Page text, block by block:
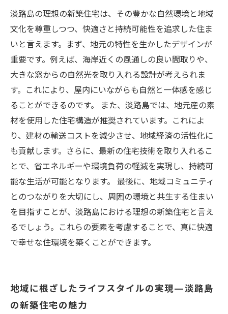
のポイント
未来の住まい方—淡路島における理想の新築住
宅のビジョン
淡路島の理想の新築住宅は、その豊かな自然環境と地域
文化を尊重しつつ、快適さと持続可能性を追求した住ま
いと言えます。まず、地元の特性を生かしたデザインが
重要です。例えば、海岸近くの風通しの良い間取りや、
大きな窓からの自然光を取り入れる設計が考えられま
す。これにより、屋内にいながらも自然と一体感を感じ
ることができるのです。 また、淡路島では、地元産の素
材を使用した住宅構造が推奨されています。これによ
り、建材の輸送コストを減少させ、地域経済の活性化に
も貢献します。さらに、最新の住宅技術を取り入れるこ
とで、省エネルギーや環境負荷の軽減を実現し、持続可
能な生活が可能となります。 最後に、地域コミュニティ
とのつながりを大切にし、周囲の環境と共生する住まい
を目指すことが、淡路島における理想の新築住宅と言え
るでしょう。これらの要素を考慮することで、真に快適
で幸せな住環境を築くことができます。
地域に根ざしたライフスタイルの実現—淡路島
の新築住宅の魅力